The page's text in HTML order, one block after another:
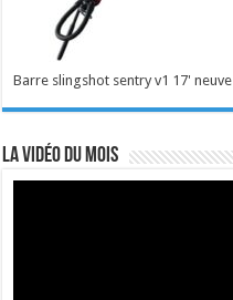
Barre slingshot sentry v1 17' neuve
La vidéo du mois